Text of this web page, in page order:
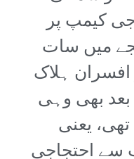
کیمپ پر
میں سات
افسران ہلاک
بھی وہی
یعنی
سے احتجاجی